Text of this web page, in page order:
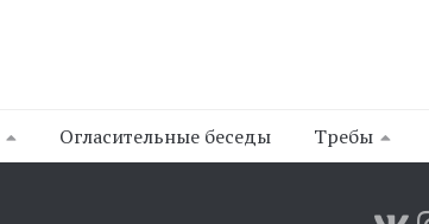
Огласительные беседы Требы